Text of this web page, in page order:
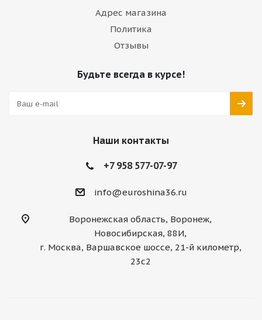
Адрес магазина
Политика
Отзывы
Будьте всегда в курсе!
Наши контакты
+7 958 577-07-97
info@euroshina36.ru
Воронежская область, Воронеж,
Новосибирская, 88И,
г. Москва, Варшавское шоссе, 21-й километр,
23с2